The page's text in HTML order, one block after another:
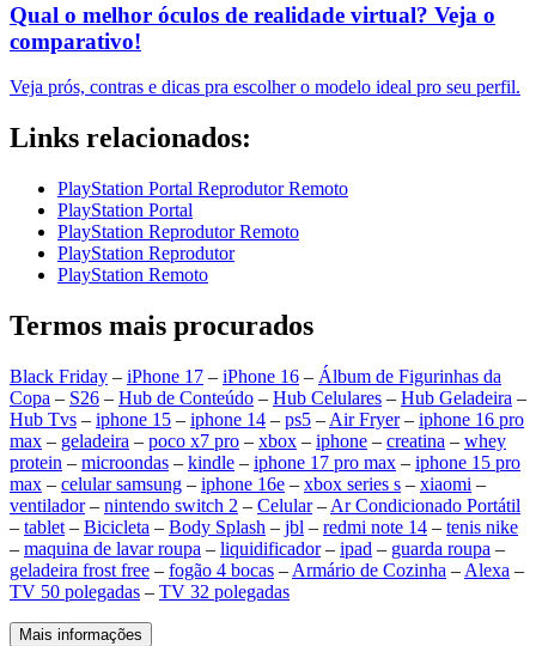
Qual o melhor óculos de realidade virtual? Veja o
comparativo!
Veja prós, contras e dicas pra escolher o modelo ideal pro seu perfil.
Links relacionados:
PlayStation Portal Reprodutor Remoto
PlayStation Portal
PlayStation Reprodutor Remoto
PlayStation Reprodutor
PlayStation Remoto
Termos mais procurados
Black Friday – iPhone 17 – iPhone 16 – Álbum de Figurinhas da
Copa – S26 – Hub de Conteúdo – Hub Celulares – Hub Geladeira –
Hub Tvs – iphone 15 – iphone 14 – ps5 – Air Fryer– iphone 16 pro
max – geladeira – poco x7 pro – xbox – iphone – creatina – whey
protein – microondas – kindle – iphone 17 pro max – iphone 15 pro
max – celular samsung – iphone 16e – xbox series s – xiaomi –
ventilador– nintendo switch 2 – Celular– Ar Condicionado Portátil
– tablet – Bicicleta – Body Splash – jbl – redmi note 14 – tenis nike
– maquina de lavar roupa – liquidificador– ipad – guarda roupa –
geladeira frost free – fogão 4 bocas – Armário de Cozinha – Alexa –
TV 50 polegadas – TV 32 polegadas
Mais informações